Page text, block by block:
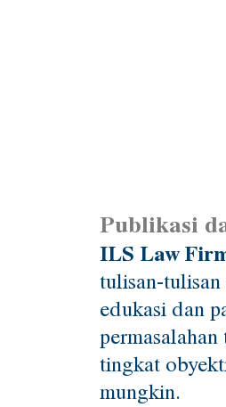
Publikasi
ILS Law
tulisan-tulisan
edukasi dan
tingkat
mungkin.